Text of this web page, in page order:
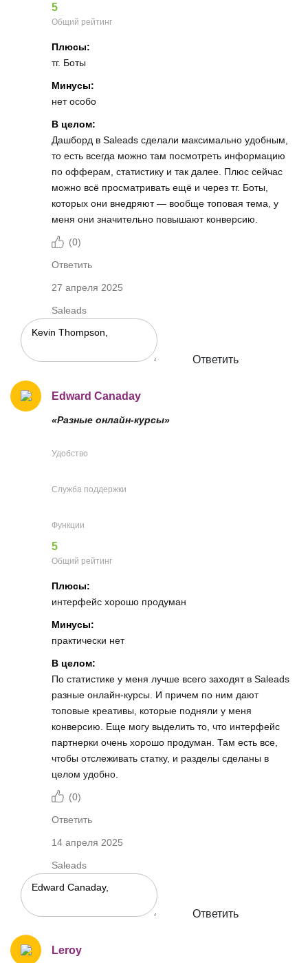
5
Общий рейтинг
Плюсы:
тг. Боты
Минусы:
нет особо
В целом:
Дашборд в Saleads сделали максимально удобным,
то есть всегда можно там посмотреть информацию
по офферам, статистику и так далее. Плюс сейчас
можно всё просматривать ещё и через тг. Боты,
которых они внедряют — вообще топовая тема, у
меня они значительно повышают конверсию.
(0)
Ответить
27 апреля 2025
Saleads
Ответить
Edward Canaday
«Разные онлайн-курсы»
Удобство
Служба поддержки
Функции
5
Общий рейтинг
Плюсы:
интерфейс хорошо продуман
Минусы:
практически нет
В целом:
По статистике у меня лучше всего заходят в Saleads
разные онлайн-курсы. И причем по ним дают
топовые креативы, которые подняли у меня
конверсию. Еще могу выделить то, что интерфейс
партнерки очень хорошо продуман. Там есть все,
чтобы отслеживать статку, и разделы сделаны в
целом удобно.
(0)
Ответить
14 апреля 2025
Saleads
Ответить
Leroy